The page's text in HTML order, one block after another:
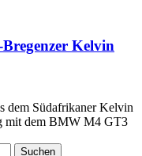
Kelvin
dem Südafrikaner Kelvin
mit dem BMW M4 GT3